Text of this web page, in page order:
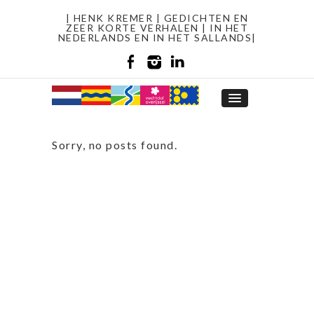
| HENK KREMER | GEDICHTEN EN
ZEER KORTE VERHALEN | IN HET
NEDERLANDS EN IN HET SALLANDS|
Sorry, no posts found.